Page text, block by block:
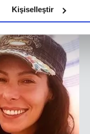
kendimize ve
olup gerekli olan
işlevsel
sınırlı olarak açık
ziyaret edebilirsiniz.
Kişiselleştir